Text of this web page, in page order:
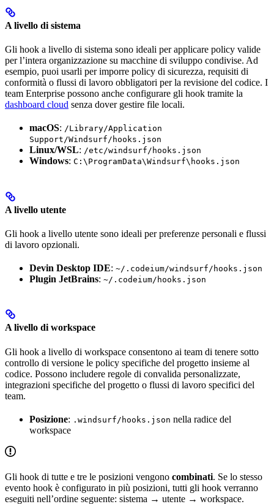
A livello di sistema
Gli hook a livello di sistema sono ideali per applicare policy valide
per l’intera organizzazione su macchine di sviluppo condivise. Ad
esempio, puoi usarli per imporre policy di sicurezza, requisiti di
conformità o flussi di lavoro obbligatori per la revisione del codice. I
team Enterprise possono anche configurare gli hook tramite la
dashboard cloud senza dover gestire file locali.
macOS: /Library/Application
Support/Windsurf/hooks.json
Linux/WSL: /etc/windsurf/hooks.json
Windows: C:\ProgramData\Windsurf\hooks.json
A livello utente
Gli hook a livello utente sono ideali per preferenze personali e flussi
di lavoro opzionali.
Devin Desktop IDE: ~/.codeium/windsurf/hooks.json
Plugin JetBrains: ~/.codeium/hooks.json
A livello di workspace
Gli hook a livello di workspace consentono ai team di tenere sotto
controllo di versione le policy specifiche del progetto insieme al
codice. Possono includere regole di convalida personalizzate,
integrazioni specifiche del progetto o flussi di lavoro specifici del
team.
Posizione: .windsurf/hooks.json nella radice del
workspace
Gli hook di tutte e tre le posizioni vengono combinati. Se lo stesso
evento hook è configurato in più posizioni, tutti gli hook verranno
eseguiti nell’ordine seguente: sistema → utente → workspace.